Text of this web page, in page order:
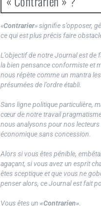
«Contrarier» signifie s’opposer,
ce qui est plus précis faire
L’objectif de notre Journal est de
la bien pensance conformiste et
nous répète comme un mantra
présumées de l’ordre établi.
Sans ligne politique particulière,
cœur de notre travail
nous analysons pour nos lecteurs
économique sans concession.
Alors si vous êtes pénible,
agaçant, si vous avez un esprit
êtes sceptique et que vous ne
penser alors, ce Journal est fait
Vous êtes un «Contrarien».